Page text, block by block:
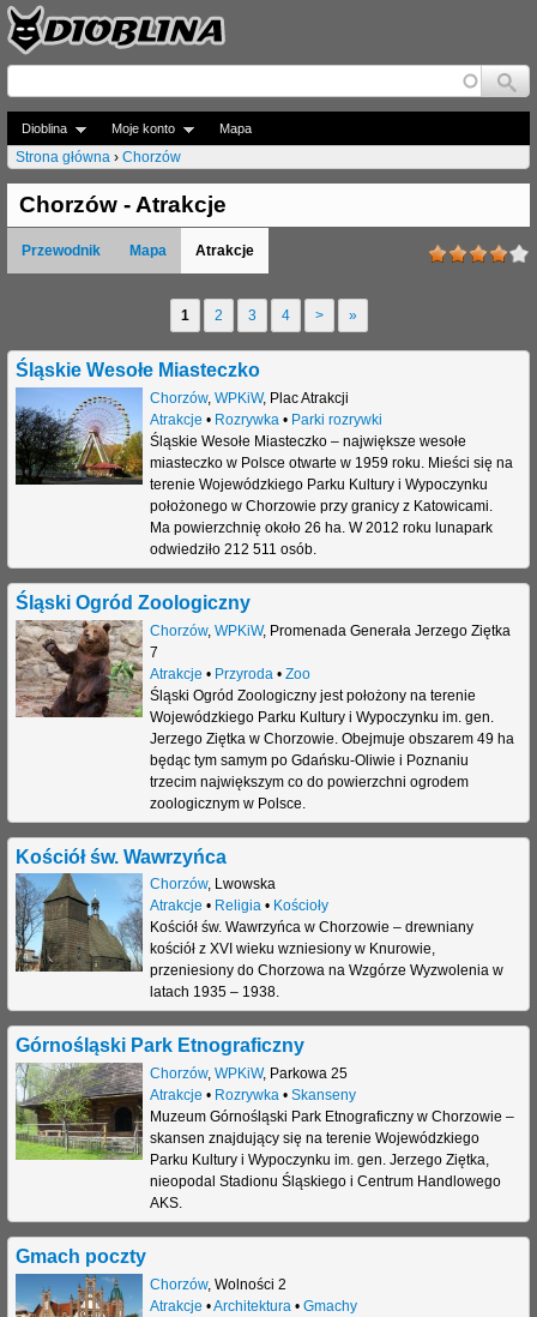
Jump to navigation
Dioblina Moje konto Mapa
J
e
s
ś
t
u
j
Strona główna › Chorzów
Chorzów - Atrakcje
Przewodnik Mapa Atrakcje
t
o
n
1 2 3 4 > »
Śląskie Wesołe Miasteczko
Chorzów, WPKiW, Plac Atrakcji
Atrakcje • Rozrywka • Parki rozrywki
Śląskie Wesołe Miasteczko – największe wesołe
miasteczko w Polsce otwarte w 1959 roku. Mieści się na
terenie Wojewódzkiego Parku Kultury i Wypoczynku
położonego w Chorzowie przy granicy z Katowicami.
Ma powierzchnię około 26 ha. W 2012 roku lunapark
odwiedziło 212 511 osób.
Śląski Ogród Zoologiczny
Chorzów, WPKiW, Promenada Generała Jerzego Ziętka
7
Atrakcje • Przyroda • Zoo
Śląski Ogród Zoologiczny jest położony na terenie
Wojewódzkiego Parku Kultury i Wypoczynku im. gen.
Jerzego Ziętka w Chorzowie. Obejmuje obszarem 49 ha
będąc tym samym po Gdańsku-Oliwie i Poznaniu
trzecim największym co do powierzchni ogrodem
zoologicznym w Polsce.
Kościół św. Wawrzyńca
Chorzów, Lwowska
Atrakcje • Religia• Kościoły
Kościół św. Wawrzyńca w Chorzowie – drewniany
kościół z XVI wieku wzniesiony w Knurowie,
przeniesiony do Chorzowa na Wzgórze Wyzwolenia w
latach 1935 – 1938.
Górnośląski Park Etnograficzny
Chorzów, WPKiW, Parkowa 25
Atrakcje • Rozrywka• Skanseny
Muzeum Górnośląski Park Etnograficzny w Chorzowie –
skansen znajdujący się na terenie Wojewódzkiego
Parku Kultury i Wypoczynku im. gen. Jerzego Ziętka,
nieopodal Stadionu Śląskiego i Centrum Handlowego
AKS.
Gmach poczty
Chorzów, Wolności 2
Atrakcje •Architektura• Gmachy